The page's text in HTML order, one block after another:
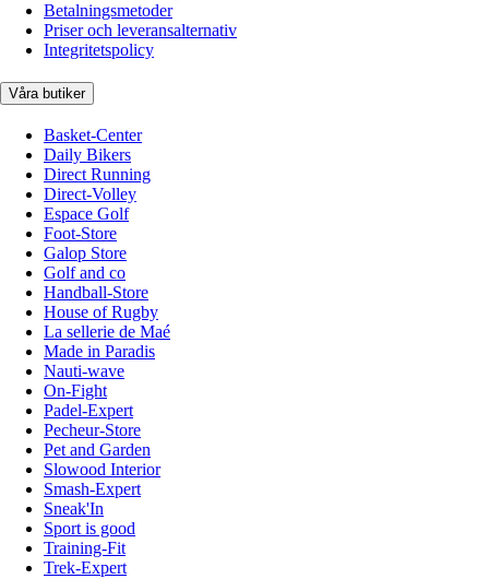
Betalningsmetoder
Priser och leveransalternativ
Integritetspolicy
Våra butiker
Basket-Center
Daily Bikers
Direct Running
Direct-Volley
Espace Golf
Foot-Store
Galop Store
Golf and co
Handball-Store
House of Rugby
La sellerie de Maé
Made in Paradis
Nauti-wave
On-Fight
Padel-Expert
Pecheur-Store
Pet and Garden
Slowood Interior
Smash-Expert
Sneak'In
Sport is good
Training-Fit
Trek-Expert